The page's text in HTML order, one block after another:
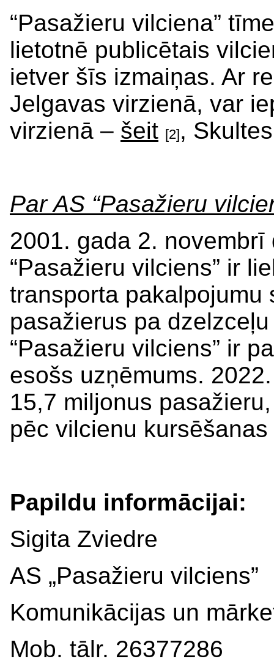
“Pasažieru vilciena”
lietotnē publicētais
ietver šīs izmaiņas. Ar
Jelgavas virzienā, var
virzienā – šeit [2],
Par AS “Pasažieru
2001. gada 2.
“Pasažieru vilciens” ir
transporta pakalpojumu
pasažierus pa
“Pasažieru vilciens” ir
esošs uzņēmums.
15,7 miljonus
pēc vilcienu
Papildu informācijai:
Sigita Zviedre
AS „Pasažieru vilciens”
Komunikācijas un
Mob. tālr. 26377286